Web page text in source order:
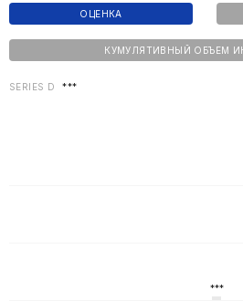
ОЦЕНКА
КУМУЛЯТИВНЫЙ ОБЪЕМ
SERIES D ***